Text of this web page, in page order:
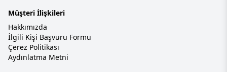
Müşteri İlişkileri
Hakkımızda
İlgili Kişi Başvuru Formu
Çerez Politikası
Aydınlatma Metni